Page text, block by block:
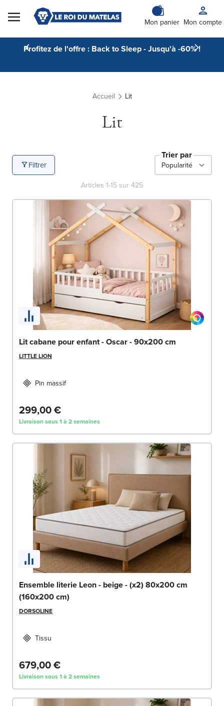
Skip to Content
Mon panier Mon compte
Profitez de l'offre : Back to Sleep - Jusqu'à -60% !
Accueil Lit
Lit
Filtrer
Trier par
Articles 1-15 sur 425
Lit cabane pour enfant - Oscar - 90x200 cm
LITTLE LION
Pin massif
299,00 €
Livraison sous 1 à 2 semaines
Ensemble literie Leon - beige - (x2) 80x200 cm
(160x200 cm)
DORSOLINE
Tissu
679,00 €
Livraison sous 1 à 2 semaines